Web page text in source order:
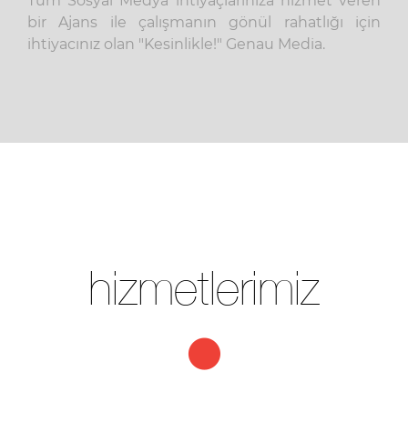
bir Ajans ile çalışmanın gönül rahatlığı için
ihtiyacınız olan "Kesinlikle!" Genau Media.
hizmetlerimiz